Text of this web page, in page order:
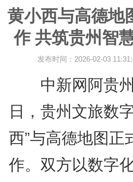
黄小西与高德地
作 共筑贵州智
发布时间：2026-02-03
中新网阿贵州
日，贵州文旅数
西”与高德地图正
作。双方以数字